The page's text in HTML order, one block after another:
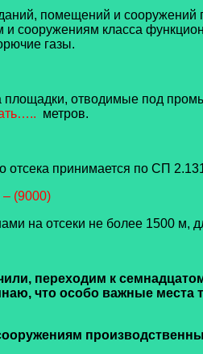
помещений и сооружений
сооружениям класса
газы.
отводимые под
метров.
отсека принимается по СП
– (9000)
на отсеки не более 1500 м,
переходим к
что особо важные